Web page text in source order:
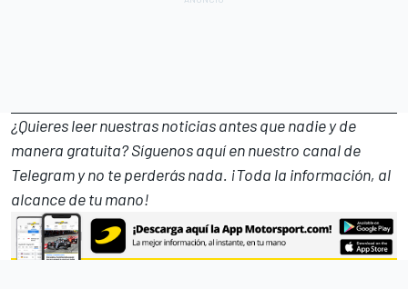
¿Quieres leer nuestras noticias antes que nadie y de
manera gratuita? Síguenosaquí en nuestro canal de
Telegramy no te perderás nada. ¡Toda la información, al
alcance de tu mano!